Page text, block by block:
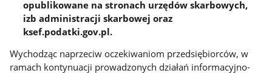
opublikowane na stronach urzędów skarbowych,
izb administracji skarbowej oraz
ksef.podatki.gov.pl.
Wychodząc naprzeciw oczekiwaniom przedsiębiorców, w
ramach kontynuacji prowadzonych działań informacyjno-